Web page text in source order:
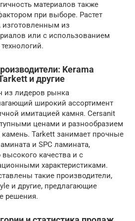
материалов также
при выборе. Растет
изготовленным из
или с использованием
Kerama
и другие
из лидеров рынка
широкий ассортимент
имитацией камня. Cersanit
ценами и разнообразием
Tarkett занимает прочные
и SPC ламината,
качества и с
характеристиками.
такие производители,
и другие, предлагающие
решения.